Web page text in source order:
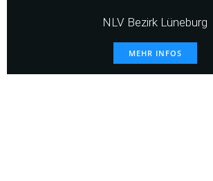
NLV Bezirk Lüneburg
MEHR INFOS